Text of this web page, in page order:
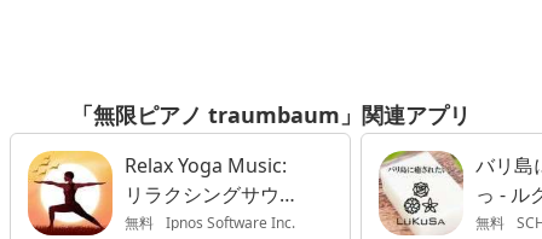
「無限ピアノ traumbaum」関連アプリ
Relax Yoga Music:
リラクシングサウン
ドスタジオ&呼吸
無料 Ipnos Software Inc.
バリ島
っ - ル
無料